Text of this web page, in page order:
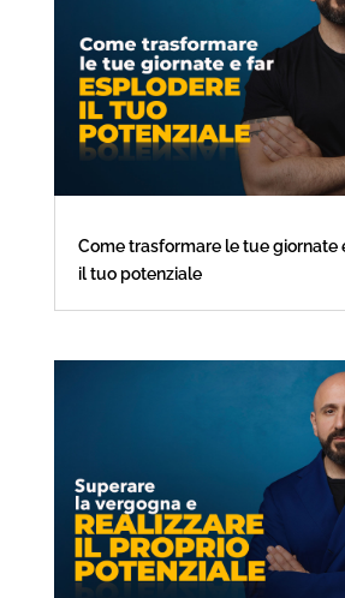
Come trasformare le tue giornate
il tuo potenziale